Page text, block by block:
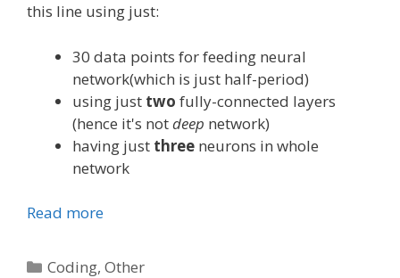
this line using just:
30 data points for feeding neural
network(which is just half-period)
using just two fully-connected layers
(hence it's notdeep network)
having just three neurons in whole
network
Read more
Categories
Coding,Other